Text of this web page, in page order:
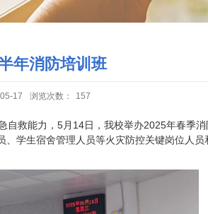
年消防培训班
17 浏览次数： 157
自救能力， 5月 14日，我校举办2025年春季
学生宿舍管理人员等火灾防控关键岗位人员